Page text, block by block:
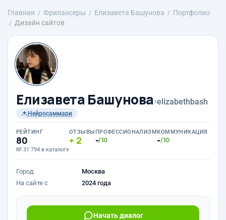
Главная Фрилансеры Елизавета Башунова
Портфолио
Дизайн сайтов
Елизавета Башунова›elizabethbash
Нейросаммари
РЕЙТИНГ
80
№ 31 794 в каталоге
ОТЗЫВЫ
2
ПРОФЕССИОНАЛИЗМ
-/10
КОММУНИКАЦИЯ
-/10
Город
Москва
На сайте с
2024 года
Начать диалог